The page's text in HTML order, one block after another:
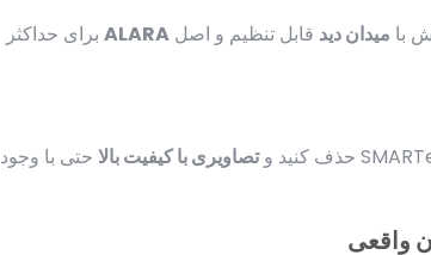
با میدان دید قابل تنظیم و اصل ALARA برای حداکثر
تصاویری با کیفیت بالا حتی با وجود
واقعی